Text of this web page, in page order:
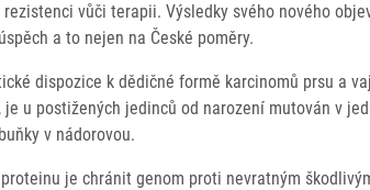
vůči terapii. Výsledky svého nového
a to nejen na České poměry.
dispozice k dědičné formě karcinomů prsu a
u postižených jedinců od narození mutován v
v nádorovou.
je chránit genom proti nevratným